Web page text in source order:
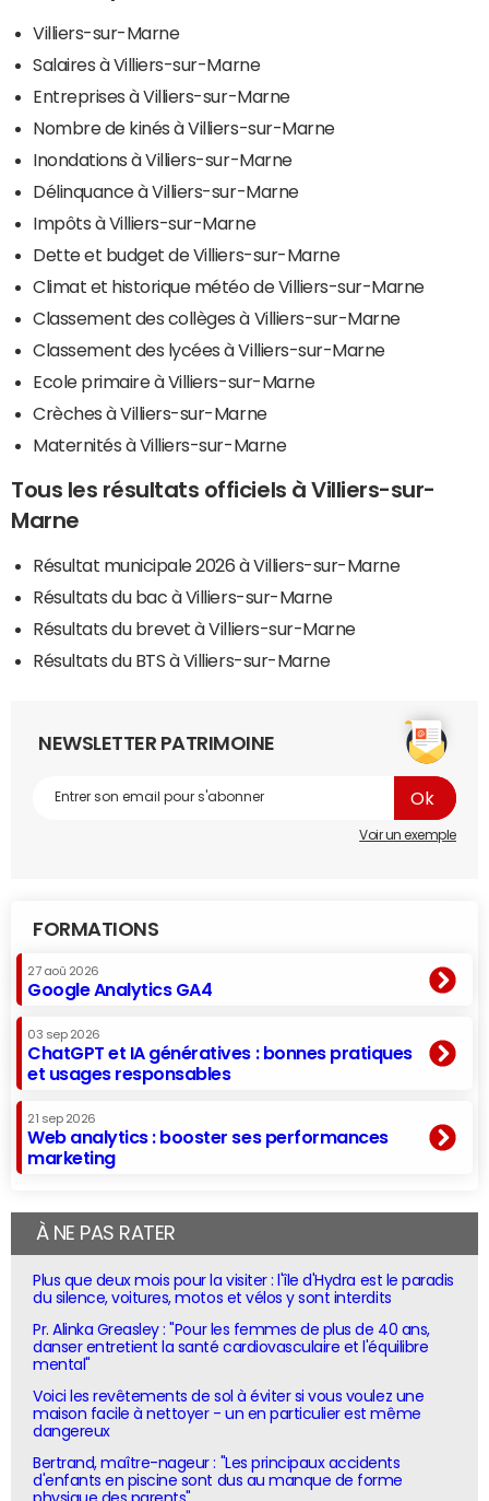
Villiers-sur-Marne
Salaires à Villiers-sur-Marne
Entreprises à Villiers-sur-Marne
Nombre de kinés à Villiers-sur-Marne
Inondations à Villiers-sur-Marne
Délinquance à Villiers-sur-Marne
Impôts à Villiers-sur-Marne
Dette et budget de Villiers-sur-Marne
Climat et historique météo de Villiers-sur-Marne
Classement des collèges à Villiers-sur-Marne
Classement des lycées à Villiers-sur-Marne
Ecole primaire à Villiers-sur-Marne
Crèches à Villiers-sur-Marne
Maternités à Villiers-sur-Marne
Tous les résultats officiels à Villiers-sur-
Marne
Résultat municipale 2026 à Villiers-sur-Marne
Résultats du bac à Villiers-sur-Marne
Résultats du brevet à Villiers-sur-Marne
Résultats du BTS à Villiers-sur-Marne
NEWSLETTER PATRIMOINE
Voir un exemple
FORMATIONS
27 aoû 2026
Google Analytics GA4
03 sep 2026
ChatGPT et IA génératives : bonnes pratiques
et usages responsables
21 sep 2026
Web analytics : booster ses performances
marketing
À NE PAS RATER
Plus que deux mois pour la visiter : l'île d'Hydra est le paradis
du silence, voitures, motos et vélos y sont interdits
Pr. Alinka Greasley : "Pour les femmes de plus de 40 ans,
danser entretient la santé cardiovasculaire et l'équilibre
mental"
Voici les revêtements de sol à éviter si vous voulez une
maison facile à nettoyer - un en particulier est même
dangereux
Bertrand, maître-nageur : "Les principaux accidents
d'enfants en piscine sont dus au manque de forme
physique des parents"